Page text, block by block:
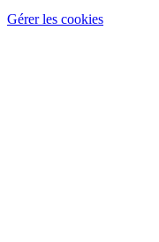
Gérer les cookies